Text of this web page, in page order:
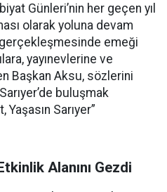
Günleri’nin her geçen yıl
olarak yoluna devam
emeği
yayınevlerine ve
Başkan Aksu, sözlerini
buluşmak
Sarıyer”
Alanını Gezdi